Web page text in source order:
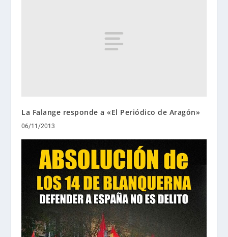
La Falange responde a «El Periódico de Aragón»
06/11/2013